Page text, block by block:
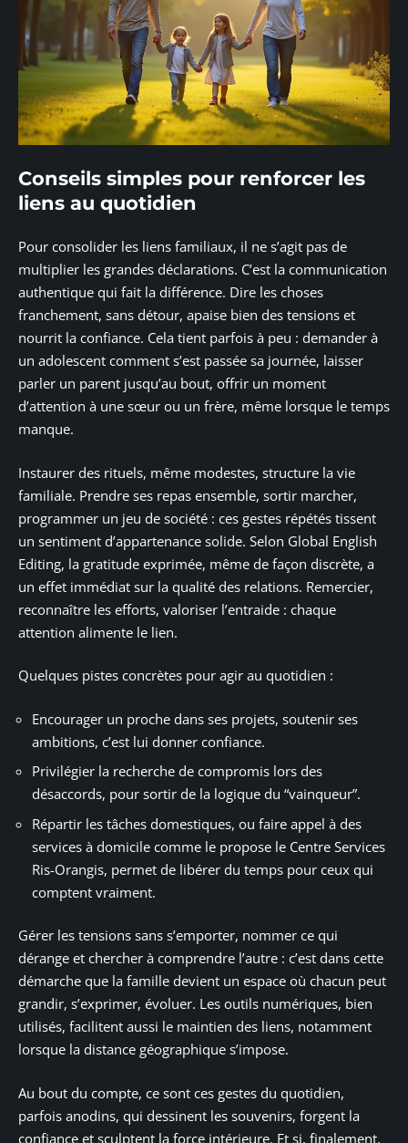
Conseils simples pour renforcer les
liens au quotidien
Pour consolider les liens familiaux, il ne s’agit pas de
multiplier les grandes déclarations. C’est la communication
authentique qui fait la différence. Dire les choses
franchement, sans détour, apaise bien des tensions et
nourrit la confiance. Cela tient parfois à peu : demander à
un adolescent comment s’est passée sa journée, laisser
parler un parent jusqu’au bout, offrir un moment
d’attention à une sœur ou un frère, même lorsque le temps
manque.
Instaurer des rituels, même modestes, structure la vie
familiale. Prendre ses repas ensemble, sortir marcher,
programmer un jeu de société : ces gestes répétés tissent
un sentiment d’appartenance solide. Selon Global English
Editing, la gratitude exprimée, même de façon discrète, a
un effet immédiat sur la qualité des relations. Remercier,
reconnaître les efforts, valoriser l’entraide : chaque
attention alimente le lien.
Quelques pistes concrètes pour agir au quotidien :
Encourager un proche dans ses projets, soutenir ses
ambitions, c’est lui donner confiance.
Privilégier la recherche de compromis lors des
désaccords, pour sortir de la logique du “vainqueur”.
Répartir les tâches domestiques, ou faire appel à des
services à domicile comme le propose le Centre Services
Ris-Orangis, permet de libérer du temps pour ceux qui
comptent vraiment.
Gérer les tensions sans s’emporter, nommer ce qui
dérange et chercher à comprendre l’autre : c’est dans cette
démarche que la famille devient un espace où chacun peut
grandir, s’exprimer, évoluer. Les outils numériques, bien
utilisés, facilitent aussi le maintien des liens, notamment
lorsque la distance géographique s’impose.
Au bout du compte, ce sont ces gestes du quotidien,
parfois anodins, qui dessinent les souvenirs, forgent la
confiance et sculptent la force intérieure. Et si, finalement,